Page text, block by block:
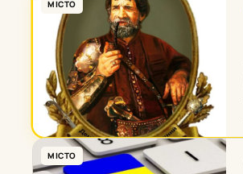
МІСТО
МІСТО